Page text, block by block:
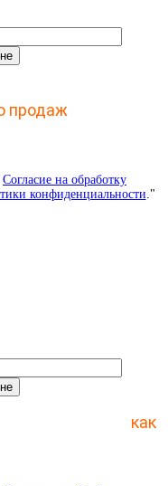
продаж
Согласие на обработку
конфиденциальности."
как